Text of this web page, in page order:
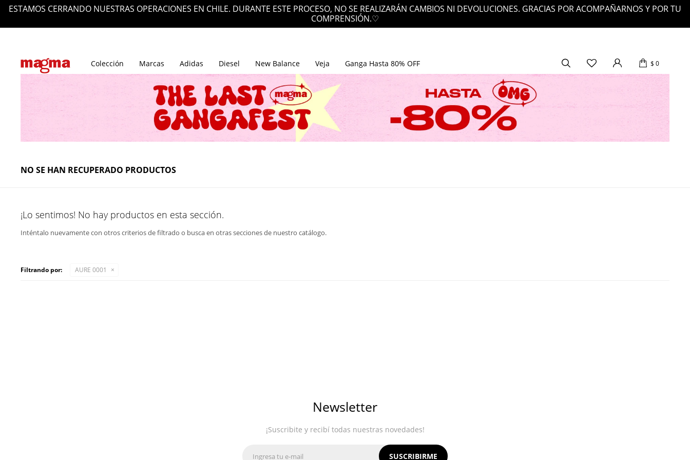
ESTAMOS CERRANDO NUESTRAS OPERACIONES EN CHILE. DURANTE ESTE PROCESO, NO SE REALIZARÁN CAMBIOS NI DEVOLUCIONES. GRACIAS POR ACOMPAÑARNOS Y POR TU
COMPRENSIÓN.♡
Colección Marcas Adidas Diesel New Balance Veja Ganga Hasta 80% OFF $ 0
NO SE HAN RECUPERADO PRODUCTOS
¡Lo sentimos! No hay productos en esta sección.
Inténtalo nuevamente con otros criterios de filtrado o busca en otras secciones de nuestro catálogo.
Filtrando por: AURE 0001
Newsletter
¡Suscribite y recibí todas nuestras novedades!
SUSCRIBIRME